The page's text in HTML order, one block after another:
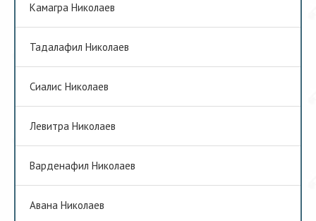
Камагра Николаев
Тадалафил Николаев
Сиалис Николаев
Левитра Николаев
Варденафил Николаев
Авана Николаев